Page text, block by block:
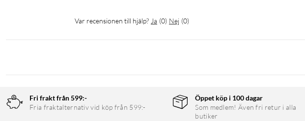
Var recensionen till hjälp? Ja (0) Nej (0)
Fri frakt från 599:-
Fria fraktalternativ vid köp från 599:-
Öppet köp i 100 dagar
Som medlem! Även fri retur i alla
butiker